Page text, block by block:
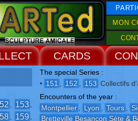
MON
CARDS
, 153,
, 159,
The special Series :
• 151 152 153 Collectifs
Encounters of the year :
Montpellier
Lyon Tours
Bretteville Besançon Sète &